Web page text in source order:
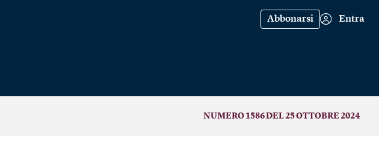
Abbonarsi Entra
NUMERO 1586 DEL 25 OTTOBRE 2024